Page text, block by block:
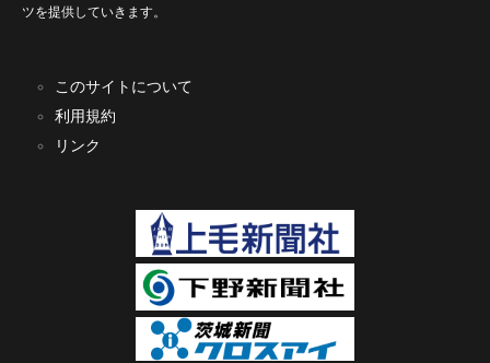
ツを提供していきます。
このサイトについて
利用規約
リンク